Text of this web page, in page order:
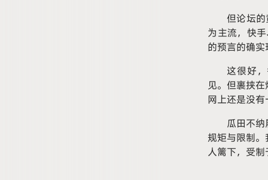
但论坛的
为主流，快
的预言的确
这很好
见。但裹挟
网上还是没
瓜田不
规矩与限制
人篱下，受制